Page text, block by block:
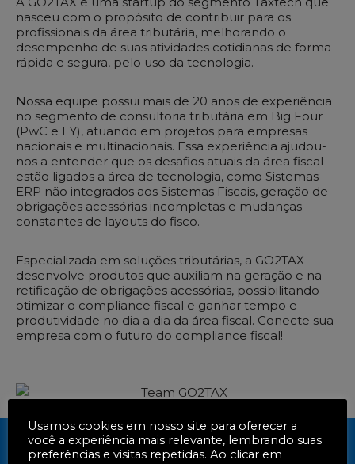
nasceu com o propósito de contribuir para os
profissionais da área tributária, melhorando o
desempenho de suas atividades cotidianas de forma
rápida e segura, pelo uso da tecnologia.
Nossa equipe possui mais de 20 anos de experiência
no segmento de consultoria tributária em Big Four
(PwC e EY), atuando em projetos para empresas
nacionais e multinacionais. Essa experiência ajudou-
nos a entender que os desafios atuais da área fiscal
estão ligados a área de tecnologia, como Sistemas
ERP não integrados aos Sistemas Fiscais, geração de
obrigações acessórias incompletas e mudanças
constantes de layouts do fisco.
Especializada em soluções tributárias, a GO2TAX
desenvolve produtos que auxiliam na geração e na
retificação de obrigações acessórias, possibilitando
otimizar o compliance fiscal e ganhar tempo e
produtividade no dia a dia da área fiscal. Conecte sua
empresa com o futuro do compliance fiscal!
Usamos cookies em nosso site para oferecer a
você a experiência mais relevante, lembrando suas
preferências e visitas repetidas. Ao clicar em